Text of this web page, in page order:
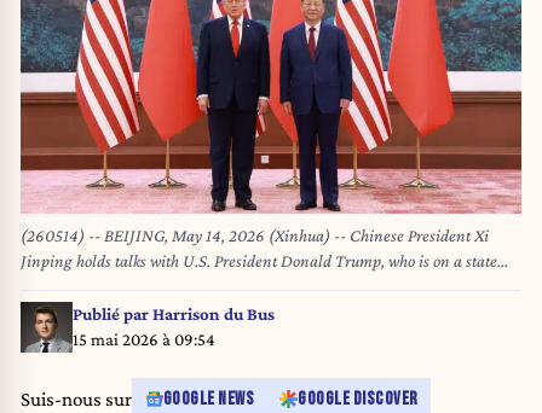
(260514) -- BEIJING, May 14, 2026 (Xinhua) -- Chinese President Xi
Jinping holds talks with U.S. President Donald Trump, who is on a state
visit to China, at the Great Hall of the People in Beijing, capital of China,
May 14, 2026. (Xinhua/Ding Lin)
Publié parHarrison du Bus
15 mai 2026 à 09:54
Suis-nous sur GOOGLE NEWS GOOGLE DISCOVER